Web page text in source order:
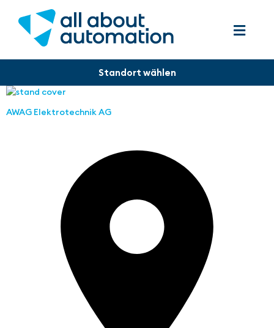
AWAG Elektrotechnik AG